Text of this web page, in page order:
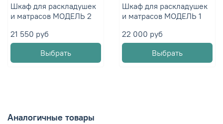
Шкаф для раскладушек
и матрасов МОДЕЛЬ 2
21 550 руб
Выбрать
Шкаф для раскладушек
и матрасов МОДЕЛЬ 1
22 000 руб
Выбрать
Аналогичные товары